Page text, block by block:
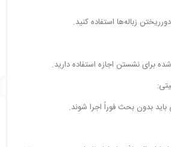
زباله‌ها استفاده کنید.
برای نشستن اجازه استفاده دارید.
بدون بحث فوراً اجرا شوند.